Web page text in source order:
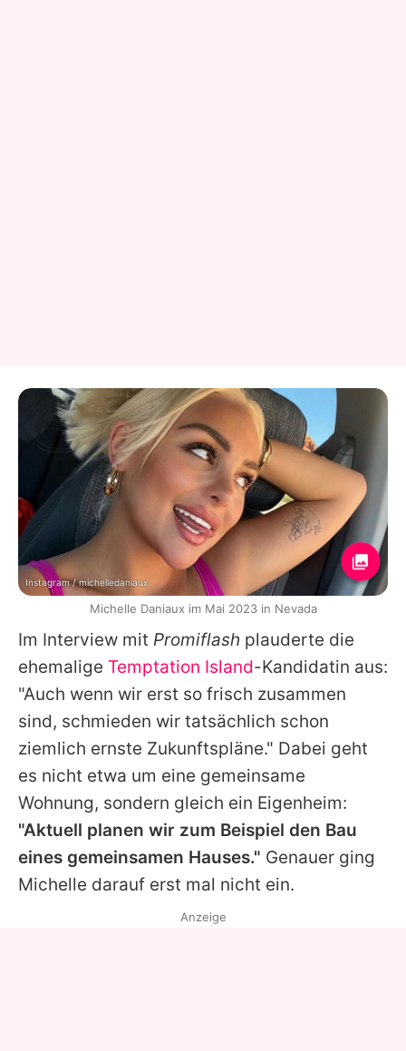
Im Interview mit Promiflash plauderte die
ehemalige Temptation Island-Kandidatin aus:
"Auch wenn wir erst so frisch zusammen
sind, schmieden wir tatsächlich schon
ziemlich ernste Zukunftspläne." Dabei geht
es nicht etwa um eine gemeinsame
Wohnung, sondern gleich ein Eigenheim:
"Aktuell planen wir zum Beispiel den Bau
eines gemeinsamen Hauses." Genauer ging
Michelle darauf erst mal nicht ein.
Instagram / michelledaniaux
Michelle Daniaux im Mai 2023 in Nevada
Anzeige